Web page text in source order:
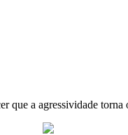
a agressividade